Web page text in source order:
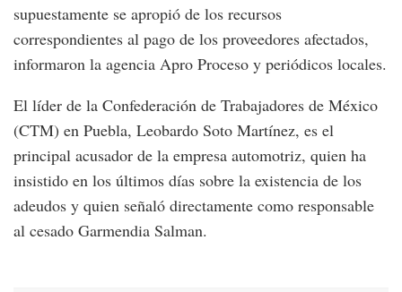
supuestamente se apropió de los recursos
correspondientes al pago de los proveedores afectados,
informaron la agencia Apro Proceso y periódicos locales.
El líder de la Confederación de Trabajadores de México
(CTM) en Puebla, Leobardo Soto Martínez, es el
principal acusador de la empresa automotriz, quien ha
insistido en los últimos días sobre la existencia de los
adeudos y quien señaló directamente como responsable
al cesado Garmendia Salman.